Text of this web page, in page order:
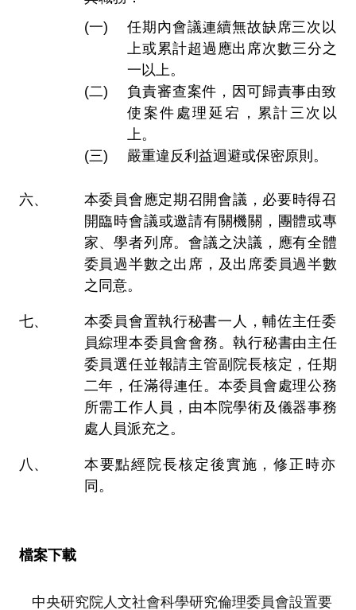
任期內會議連續無故缺席三次以
上或累計超過應出席次數三分之
一以上。
負責審查案件，因可歸責事由致
使案件處理延宕，累計三次以
上。
嚴重違反利益迴避或保密原則。
本委員會應定期召開會議，必要時得召
開臨時會議或邀請有關機關，團體或專
家、學者列席。會議之決議，應有全體
委員過半數之出席，及出席委員過半數
之同意。
本委員會置執行秘書一人，輔佐主任委
員綜理本委員會會務。執行秘書由主任
委員選任並報請主管副院長核定，任期
二年，任滿得連任。本委員會處理公務
所需工作人員，由本院學術及儀器事務
處人員派充之。
本要點經院長核定後實施，修正時亦
同。
檔案下載
中央研究院人文社會科學研究倫理委員會設置要